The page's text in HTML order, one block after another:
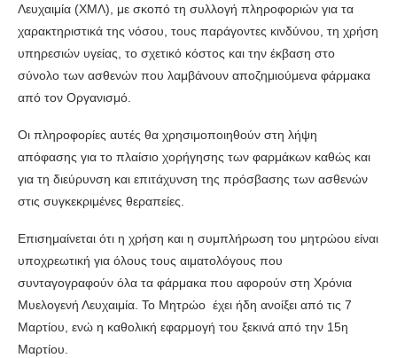
Λευχαιμία (ΧΜΛ), με σκοπό τη συλλογή πληροφοριών για τα
χαρακτηριστικά της νόσου, τους παράγοντες κινδύνου, τη χρήση
υπηρεσιών υγείας, το σχετικό κόστος και την έκβαση στο
σύνολο των ασθενών που λαμβάνουν αποζημιούμενα φάρμακα
από τον Οργανισμό.
Οι πληροφορίες αυτές θα χρησιμοποιηθούν στη λήψη
απόφασης για το πλαίσιο χορήγησης των φαρμάκων καθώς και
για τη διεύρυνση και επιτάχυνση της πρόσβασης των ασθενών
στις συγκεκριμένες θεραπείες.
Επισημαίνεται ότι η χρήση και η συμπλήρωση του μητρώου είναι
υποχρεωτική για όλους τους αιματολόγους που
συνταγογραφούν όλα τα φάρμακα που αφορούν στη Χρόνια
Μυελογενή Λευχαιμία. Το Μητρώο έχει ήδη ανοίξει από τις 7
Μαρτίου, ενώ η καθολική εφαρμογή του ξεκινά από την 15η
Μαρτίου.